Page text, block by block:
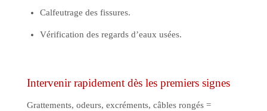
Calfeutrage des fissures.
Vérification des regards d’eaux usées.
Intervenir rapidement dès les premiers signes
Grattements, odeurs, excréments, câbles rongés =